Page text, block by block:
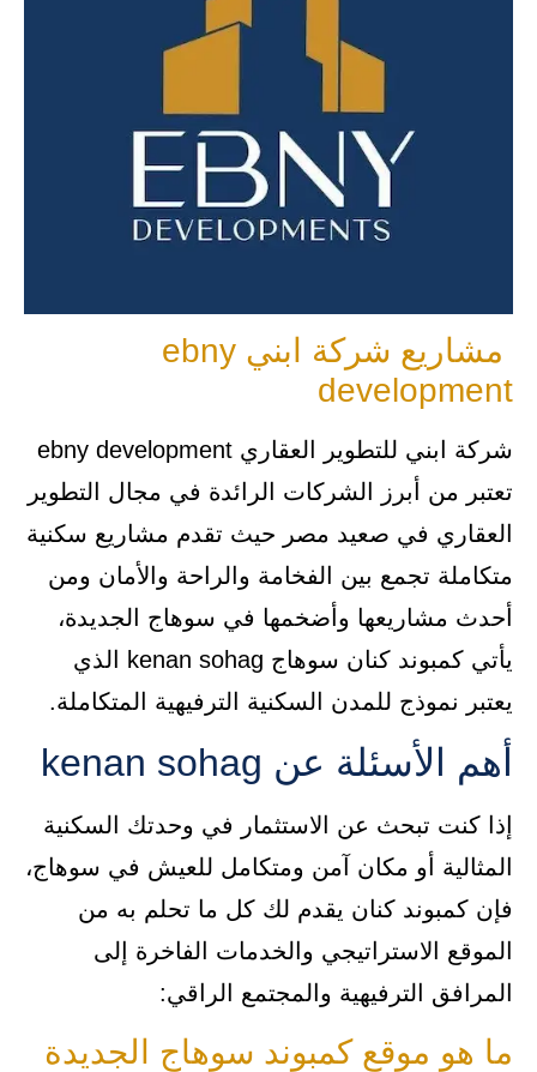
مشاريع شركة ابني ebny
development
شركة ابني للتطوير العقاري ebny development
تعتبر من أبرز الشركات الرائدة في مجال التطوير
العقاري في صعيد مصر حيث تقدم مشاريع سكنية
متكاملة تجمع بين الفخامة والراحة والأمان ومن
أحدث مشاريعها وأضخمها في سوهاج الجديدة،
يأتي كمبوند كنان سوهاج kenan sohag الذي
يعتبر نموذج للمدن السكنية الترفيهية المتكاملة.
أهم الأسئلة عن kenan sohag
إذا كنت تبحث عن الاستثمار في وحدتك السكنية
المثالية أو مكان آمن ومتكامل للعيش في سوهاج،
فإن كمبوند كنان يقدم لك كل ما تحلم به من
الموقع الاستراتيجي والخدمات الفاخرة إلى
المرافق الترفيهية والمجتمع الراقي:
ما هو موقع كمبوند سوهاج الجديدة